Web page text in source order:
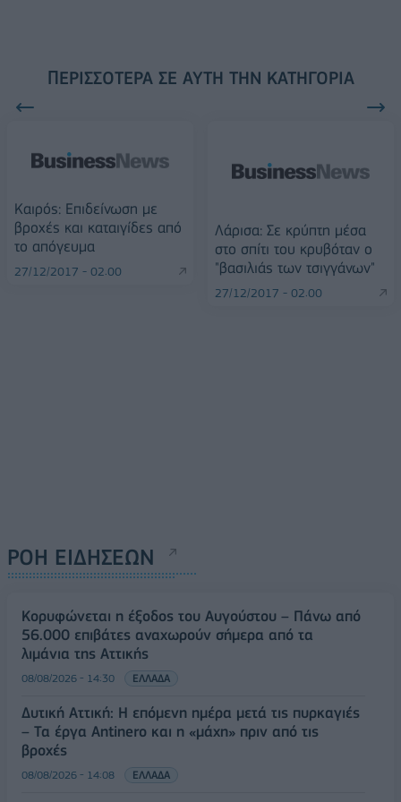
ΠΕΡΙΣΣΌΤΕΡΑ ΣΕ ΑΥΤΉ ΤΗΝ ΚΑΤΗΓΟΡΊΑ
Καιρός: Επιδείνωση με
βροχές και καταιγίδες από
το απόγευμα
27/12/2017 - 02:00
Λάρισα: Σε κρύπτη μέσα
στο σπίτι του κρυβόταν ο
"βασιλιάς των τσιγγάνων"
27/12/2017 - 02:00
ΡΟΗ ΕΙΔΗΣΕΩΝ
Κορυφώνεται η έξοδος του Αυγούστου – Πάνω από
56.000 επιβάτες αναχωρούν σήμερα από τα
λιμάνια της Αττικής
08/08/2026 - 14:30 ΕΛΛΑΔΑ
Δυτική Αττική: Η επόμενη ημέρα μετά τις πυρκαγιές
– Τα έργα Antinero και η «μάχη» πριν από τις
βροχές
08/08/2026 - 14:08 ΕΛΛΑΔΑ